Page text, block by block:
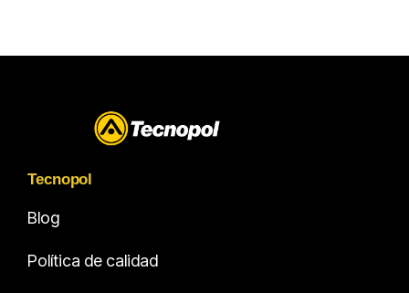
Tecnopol
Blog
Política de calidad